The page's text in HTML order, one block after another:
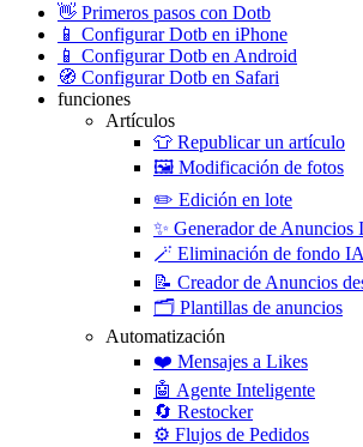
👋 Primeros pasos con Dotb
📱 Configurar Dotb en iPhone
📱 Configurar Dotb en Android
🧭 Configurar Dotb en Safari
funciones
Artículos
👕 Republicar un artículo
🖼️ Modificación de fotos
✏️ Edición en lote
✨ Generador de Anuncios
🪄 Eliminación de fondo IA
📝 Creador de Anuncios
🗂️ Plantillas de anuncios
Automatización
❤️ Mensajes a Likes
🤖 Agente Inteligente
🔄 Restocker
⚙️ Flujos de Pedidos